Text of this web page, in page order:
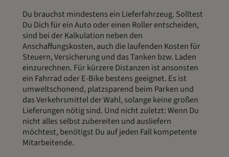
Du brauchst mindestens ein Lieferfahrzeug. Solltest
Du Dich für ein Auto oder einen Roller entscheiden,
sind bei der Kalkulation neben den
Anschaffungskosten, auch die laufenden Kosten für
Steuern, Versicherung und das Tanken bzw. Laden
einzurechnen. Für kürzere Distanzen ist ansonsten
ein Fahrrad oder E-Bike bestens geeignet. Es ist
umweltschonend, platzsparend beim Parken und
das Verkehrsmittel der Wahl, solange keine großen
Lieferungen nötig sind. Und nicht zuletzt: Wenn Du
nicht alles selbst zubereiten und ausliefern
möchtest, benötigst Du auf jeden Fall kompetente
Mitarbeitende.